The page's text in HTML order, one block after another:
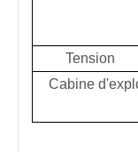
Tension
Cabine